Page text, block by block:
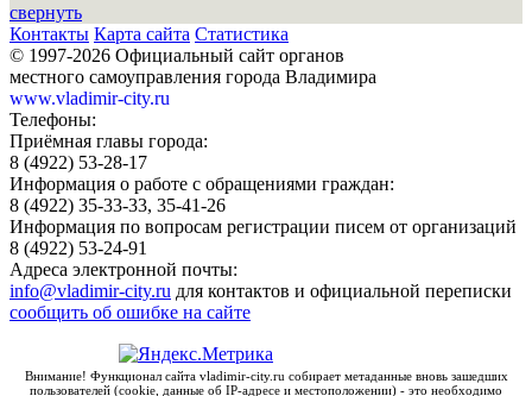
свернуть
Контакты Карта сайта Статистика
© 1997-2026 Официальный сайт органов
местного самоуправления города Владимира
www.vladimir-city.ru
Телефоны:
Приёмная главы города:
8 (4922) 53-28-17
Информация о работе с обращениями граждан:
8 (4922) 35-33-33, 35-41-26
Информация по вопросам регистрации писем от организаций
8 (4922) 53-24-91
Адреса электронной почты:
info@vladimir-city.ru для контактов и официальной переписки
сообщить об ошибке на сайте
Внимание! Функционал сайта vladimir-city.ru собирает метаданные вновь зашедших
пользователей (cookie, данные об IP-адресе и местоположении) - это необходимо